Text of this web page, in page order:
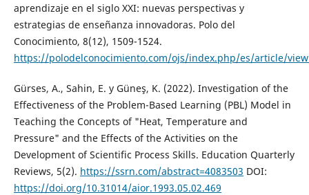
aprendizaje en el siglo XXI: nuevas perspectivas y
estrategias de enseñanza innovadoras. Polo del
Conocimiento, 8(12), 1509-1524.
https://polodelconocimiento.com/ojs/index.php/es/article/
Gürses, A., Sahin, E. y Güneş, K. (2022). Investigation of the
Effectiveness of the Problem-Based Learning (PBL) Model in
Teaching the Concepts of "Heat, Temperature and
Pressure" and the Effects of the Activities on the
Development of Scientific Process Skills. Education Quarterly
Reviews, 5(2). https://ssrn.com/abstract=4083503 DOI:
https://doi.org/10.31014/aior.1993.05.02.469